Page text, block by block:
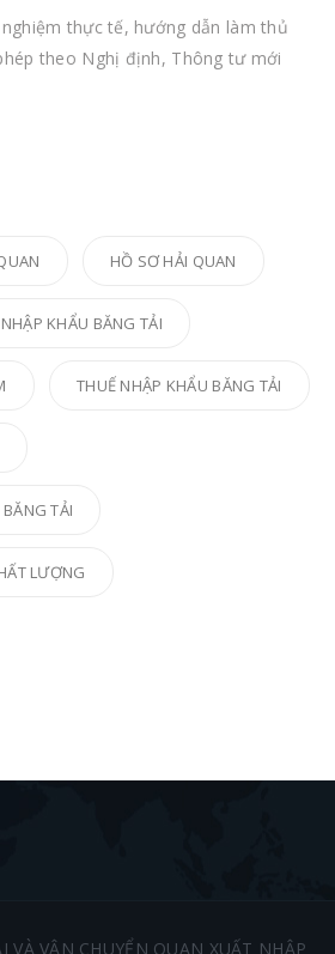
thực tế, hướng dẫn làm thủ
theo Nghị định, Thông tư mới
HỒ SƠ HẢI QUAN
NHẬP KHẨU BĂNG TẢI
THUẾ NHẬP KHẨU BĂNG TẢI
TẢI
LƯỢNG
VÀ VẬN CHUYỂN QUAN XUẤT NHẬP